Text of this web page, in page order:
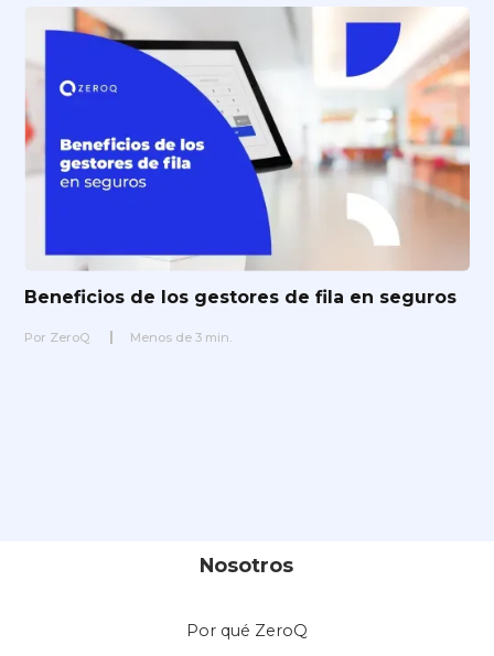
Beneficios de los gestores de fila en seguros
Por ZeroQ Menos de 3 min.
Nosotros
Por qué ZeroQ